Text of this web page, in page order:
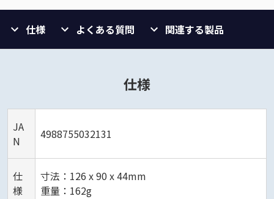
仕様 よくある質問 関連する製品
仕様
JA
N
4988755032131
仕
様
寸法：126 x 90 x 44mm
重量：162g